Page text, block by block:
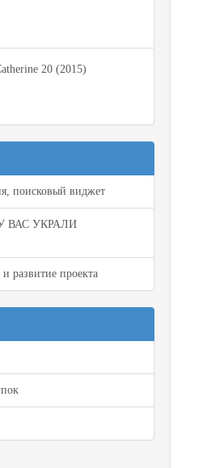
20 (2015)
поисковый виджет
ВАС УКРАЛИ
развитие проекта